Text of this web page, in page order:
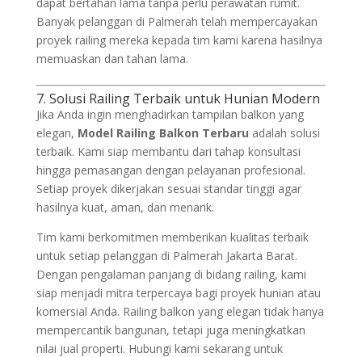
dapat bertahan lama tanpa perlu perawatan rumit.
Banyak pelanggan di Palmerah telah mempercayakan
proyek railing mereka kepada tim kami karena hasilnya
memuaskan dan tahan lama.
7. Solusi Railing Terbaik untuk Hunian Modern
Jika Anda ingin menghadirkan tampilan balkon yang
elegan, Model Railing Balkon Terbaru adalah solusi
terbaik. Kami siap membantu dari tahap konsultasi
hingga pemasangan dengan pelayanan profesional.
Setiap proyek dikerjakan sesuai standar tinggi agar
hasilnya kuat, aman, dan menarik.
Tim kami berkomitmen memberikan kualitas terbaik
untuk setiap pelanggan di Palmerah Jakarta Barat.
Dengan pengalaman panjang di bidang railing, kami
siap menjadi mitra terpercaya bagi proyek hunian atau
komersial Anda. Railing balkon yang elegan tidak hanya
mempercantik bangunan, tetapi juga meningkatkan
nilai jual properti. Hubungi kami sekarang untuk